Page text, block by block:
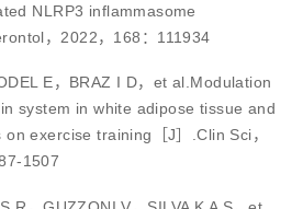
NLRP3 inflammasome
，2022，168：111934
E，BRAZ I D，et al.Modulation
system in white adipose tissue and
exercise training［J］.Clin Sci，
1507